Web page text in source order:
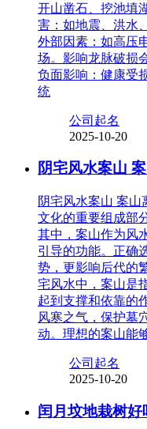
开山凿石、挖池填
害：如地震、洪水
外部因素：如高压
场。影响龙脉破损
负面影响：健康受
统
公司起名
2025-10-20
阴宅风水案山
阴宅风水案山 案
文化的重要组成部
其中，案山作为风
引导的功能。正确
势，更影响后代的
宅风水中，案山是
起到支撑和依靠的
风寒之气，保护墓
动。理想的案山能
公司起名
2025-10-20
闰月坟地栽树